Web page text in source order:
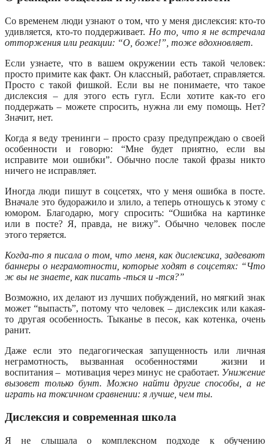
Со временем люди узнают о том, что у меня дислексия: кто-то
удивляется, кто-то поддерживает. Но то, что я не встречала
отторжения или реакции: “О, боже!”, тоже вдохновляет.
Если узнаете, что в вашем окружении есть такой человек:
просто примите как факт. Он классный, работает, справляется.
Просто с такой фишкой. Если вы не понимаете, что такое
дислексия – для этого есть гугл. Если хотите как-то его
поддержать – можете спросить, нужна ли ему помощь. Нет?
Значит, нет.
Когда я веду тренинги – просто сразу предупреждаю о своей
особенности и говорю: “Мне будет приятно, если вы
исправите мои ошибки”. Обычно после такой фразы никто
ничего не исправляет.
Иногда люди пишут в соцсетях, что у меня ошибка в посте.
Вначале это будоражило и злило, а теперь отношусь к этому с
юмором. Благодарю, могу спросить: “Ошибка на картинке
или в посте? Я, правда, не вижу”. Обычно человек после
этого теряется.
Когда-то я писала о том, что меня, как дислексика, задевают
баннеры о неграмотности, которые ходят в соцсетях: “Что
ж вы не знаете, как писать -ться и -тся?”
Возможно, их делают из лучших побуждений, но мягкий знак
может “выпасть”, потому что человек – дислексик или какая-
то другая особенность. Тыканье в песок, как котенка, очень
ранит.
Даже если это педагогическая запущенность или личная
неграмотность, вызванная особенностями жизни и
воспитания – мотивация через минус не сработает. Унижение
вызовет только бунт. Можно найти другие способы, а не
играть на токсичном сравнении: я лучше, чем ты.
Дислексия и современная школа
Я не слышала о комплексном подходе к обучению